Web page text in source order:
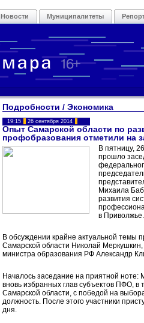
Новости Муниципалитеты
Подробности / Экономика
19:15 26 сентября 2014
Опыт Самарской области по
профобразования отметили на
В пятницу,
прошло
Михаила
развития
в Приволжье.
В обсуждении крайне актуальной темы
Самарской области Николай Меркушкин,
министра образования РФ Александр
Началось заседание на приятной ноте:
вновь избранных глав субъектов ПФО, в
Самарской области, с победой на
должность. После этого участники
дня.